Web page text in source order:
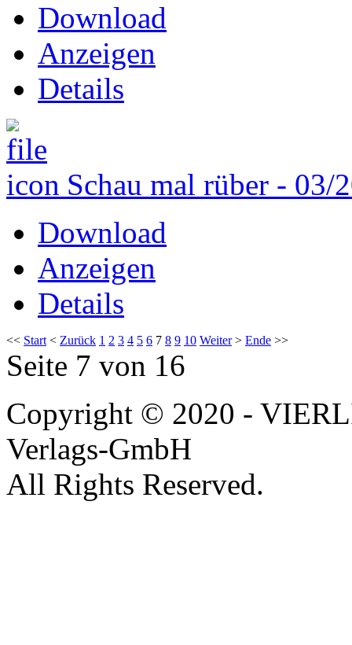
Download
Anzeigen
Details
Schau mal rüber - 03/
Download
Anzeigen
Details
<< Start< Zurück 1 2 3 4 5 6 7 8 9 10 Weiter> Ende >>
Seite 7 von 16
Copyright © 2020 -
Verlags-GmbH
All Rights Reserved.